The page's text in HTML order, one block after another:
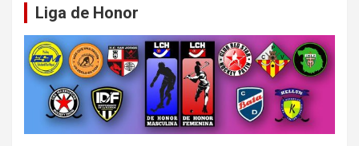
Liga de Honor